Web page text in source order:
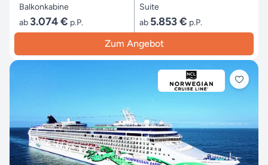
Balkonkabine
ab 3.074 € p.P.
Suite
ab 5.853 € p.P.
Zum Angebot